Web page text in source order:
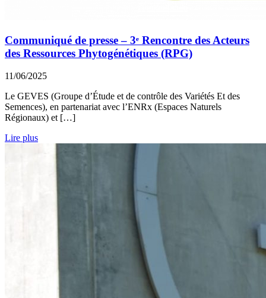
Communiqué de presse – 3ᵉ Rencontre des Acteurs
des Ressources Phytogénétiques (RPG)
11/06/2025
Le GEVES (Groupe d’Étude et de contrôle des Variétés Et des
Semences), en partenariat avec l’ENRx (Espaces Naturels
Régionaux) et […]
Lire plus